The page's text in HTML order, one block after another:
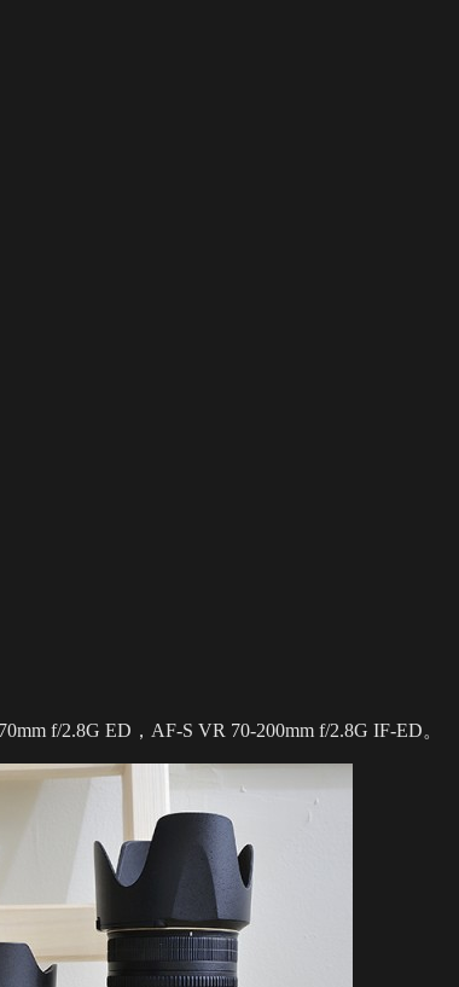
f/2.8G ED，AF-S VR 70-200mm f/2.8G IF-ED。